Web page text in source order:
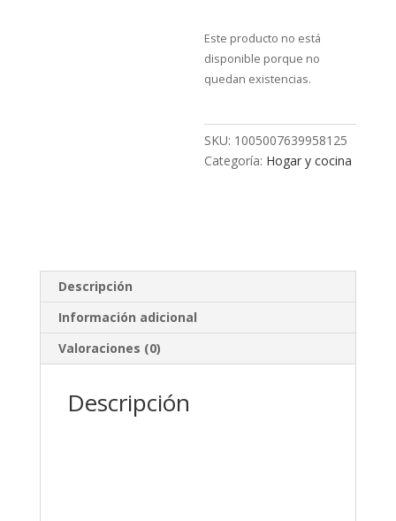
Este producto no está
disponible porque no
quedan existencias.
SKU: 1005007639958125
Categoría: Hogar y cocina
Descripción
Información adicional
Valoraciones (0)
Descripción